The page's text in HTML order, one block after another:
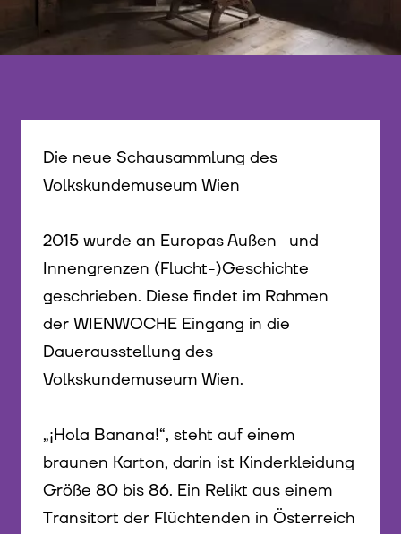
Die neue Schausammlung des
Volkskundemuseum Wien
2015 wurde an Europas Außen- und
Innengrenzen (Flucht-)Geschichte
geschrieben. Diese findet im Rahmen
der WIENWOCHE Eingang in die
Dauerausstellung des
Volkskundemuseum Wien.
„¡Hola Banana!“, steht auf einem
braunen Karton, darin ist Kinderkleidung
Größe 80 bis 86. Ein Relikt aus einem
Transitort der Flüchtenden in Österreich